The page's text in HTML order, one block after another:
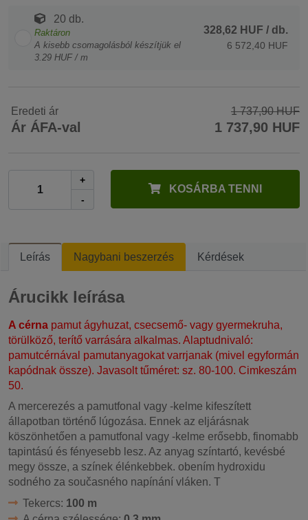
20 db.
Raktáron
A kisebb csomagolásból készítjük el
3.29 HUF / m
328,62 HUF / db.
6 572,40 HUF
Eredeti ár 1 737,90 HUF
Ár ÁFA-val 1 737,90 HUF
+
-
KOSÁRBA TENNI
Leírás Nagybani beszerzés Kérdések
Árucikk leírása
A cérna pamut ágyhuzat, csecsemő- vagy gyermekruha,
törülköző, terítő varrására alkalmas. Alaptudnivaló:
pamutcérnával pamutanyagokat varrjanak (mivel egyformán
kapódnak össze). Javasolt tűméret: sz. 80-100. Cimkeszám
50.
A mercerezés a pamutfonal vagy -kelme kifeszített
állapotban történő lúgozása. Ennek az eljárásnak
köszönhetően a pamutfonal vagy -kelme erősebb, finomabb
tapintású és fényesebb lesz. Az anyag színtartó, kevésbé
megy össze, a színek élénkebbek. obením hydroxidu
sodného za současného napínání vláken. T
Tekercs: 100 m